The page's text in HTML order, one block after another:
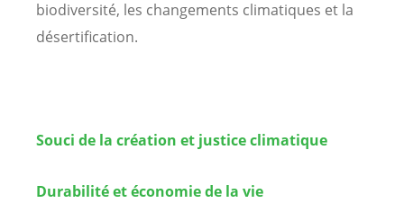
biodiversité, les changements climatiques et la
désertification.
Souci de la création et justice climatique
Durabilité et économie de la vie